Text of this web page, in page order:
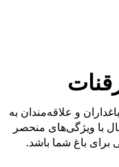
و علاقه‌مندان به
با ویژگی‌های منحصر
برای باغ شما باشد.